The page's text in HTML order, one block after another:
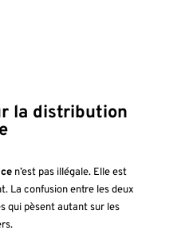
la distribution
n’est pas illégale. Elle est
La confusion entre les deux
qui pèsent autant sur les